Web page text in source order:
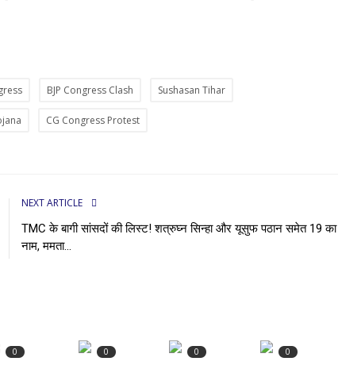
BJP Congress Clash Sushasan Tihar
CG Congress Protest
NEXT ARTICLE
TMC के बागी सांसदों की लिस्ट! शत्रुघ्न सिन्हा और यूसुफ पठान समेत 19 का
नाम, ममता...
0 0 0 0